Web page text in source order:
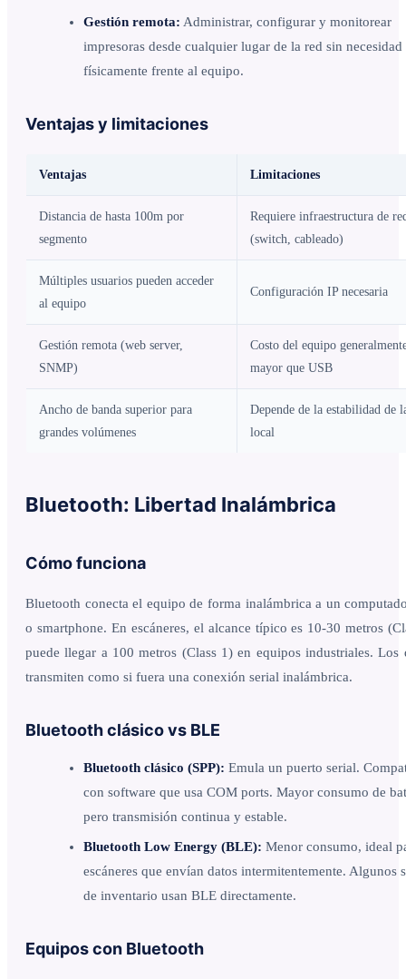
Gestión remota: Administrar, configurar y monitorear
impresoras desde cualquier lugar de la red sin necesidad
físicamente frente al equipo.
Ventajas y limitaciones
Ventajas Limitaciones
Distancia de hasta 100m por
segmento
Requiere infraestructura de
(switch, cableado)
Múltiples usuarios pueden acceder
al equipo
Configuración IP necesaria
Gestión remota (web server,
SNMP)
Costo del equipo
mayor que USB
Ancho de banda superior para
grandes volúmenes
Depende de la estabilidad de
local
Bluetooth: Libertad Inalámbrica
Cómo funciona
Bluetooth conecta el equipo de forma inalámbrica a un
o smartphone. En escáneres, el alcance típico es 10-30 metros
puede llegar a 100 metros (Class 1) en equipos industriales. Los
transmiten como si fuera una conexión serial inalámbrica.
Bluetooth clásico vs BLE
Bluetooth clásico (SPP): Emula un puerto serial.
con software que usa COM ports. Mayor consumo de
pero transmisión continua y estable.
Bluetooth Low Energy (BLE): Menor consumo, ideal
escáneres que envían datos intermitentemente. Algunos
de inventario usan BLE directamente.
Equipos con Bluetooth